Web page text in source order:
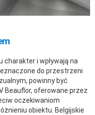
charakter i wpływają na
do przestrzeni
powinny być
Beauflor, oferowane przez
oczekiwaniom
obiektu. Belgijskie